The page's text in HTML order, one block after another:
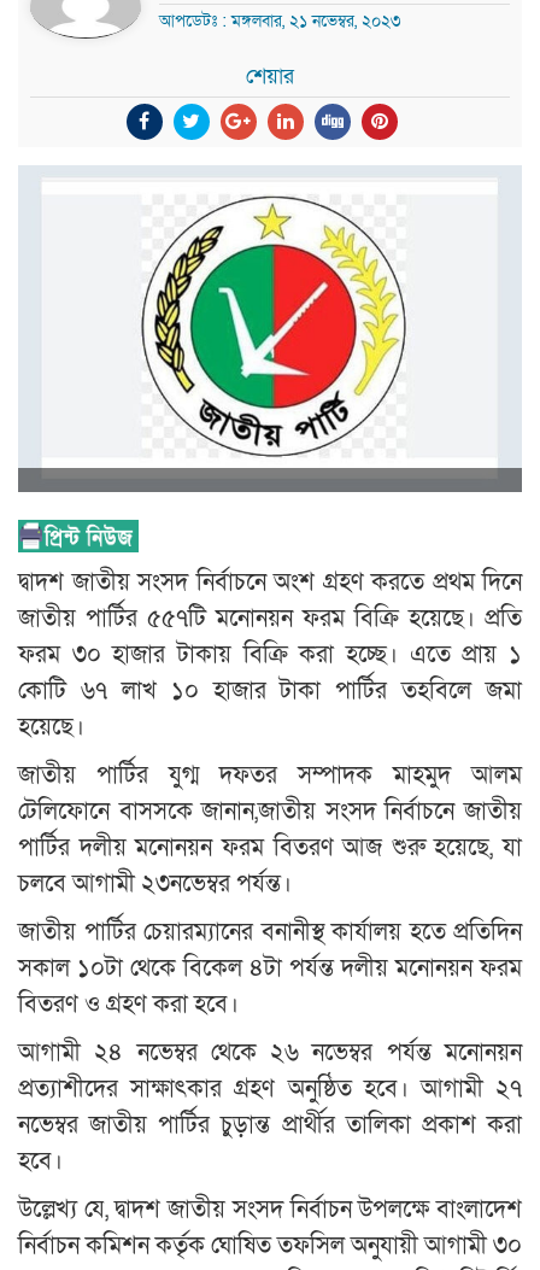
আপডেটঃ : মঙ্গলবার, ২১ নভেম্বর, ২০২৩
শেয়ার
দ্বাদশ জাতীয় সংসদ নির্বাচনে অংশ গ্রহণ করতে প্রথম দিনে
জাতীয় পার্টির ৫৫৭টি মনোনয়ন ফরম বিক্রি হয়েছে। প্রতি
ফরম ৩০ হাজার টাকায় বিক্রি করা হচ্ছে। এতে প্রায় ১
কোটি ৬৭ লাখ ১০ হাজার টাকা পার্টির তহবিলে জমা
হয়েছে।
জাতীয় পার্টির যুগ্ম দফতর সম্পাদক মাহমুদ আলম
টেলিফোনে বাসসকে জানান,জাতীয় সংসদ নির্বাচনে জাতীয়
পার্টির দলীয় মনোনয়ন ফরম বিতরণ আজ শুরু হয়েছে, যা
চলবে আগামী ২৩নভেম্বর পর্যন্ত।
জাতীয় পার্টির চেয়ারম্যানের বনানীস্থ কার্যালয় হতে প্রতিদিন
সকাল ১০টা থেকে বিকেল ৪টা পর্যন্ত দলীয় মনোনয়ন ফরম
বিতরণ ও গ্রহণ করা হবে।
আগামী ২৪ নভেম্বর থেকে ২৬ নভেম্বর পর্যন্ত মনোনয়ন
প্রত্যাশীদের সাক্ষাৎকার গ্রহণ অনুষ্ঠিত হবে। আগামী ২৭
নভেম্বর জাতীয় পার্টির চুড়ান্ত প্রার্থীর তালিকা প্রকাশ করা
হবে।
উল্লেখ্য যে, দ্বাদশ জাতীয় সংসদ নির্বাচন উপলক্ষে বাংলাদেশ
নির্বাচন কমিশন কর্তৃক ঘোষিত তফসিল অনুযায়ী আগামী ৩০